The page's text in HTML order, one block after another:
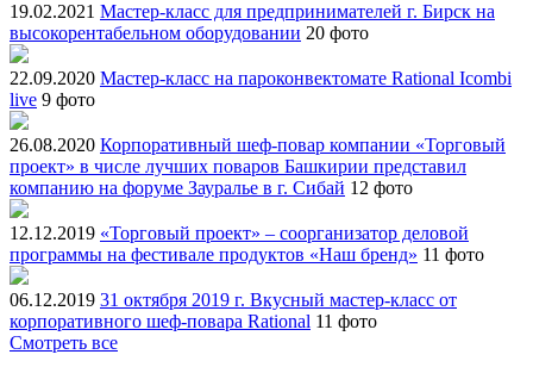
19.02.2021 Мастер-класс для предпринимателей г. Бирск на
высокорентабельном оборудовании 20 фото
22.09.2020 Мастер-класс на пароконвектомате Rational Icombi
live 9 фото
26.08.2020 Корпоративный шеф-повар компании «Торговый
проект» в числе лучших поваров Башкирии представил
компанию на форуме Зауралье в г. Сибай 12 фото
12.12.2019 «Торговый проект» – соорганизатор деловой
программы на фестивале продуктов «Наш бренд» 11 фото
06.12.2019 31 октября 2019 г. Вкусный мастер-класс от
корпоративного шеф-повара Rational 11 фото
Смотреть все